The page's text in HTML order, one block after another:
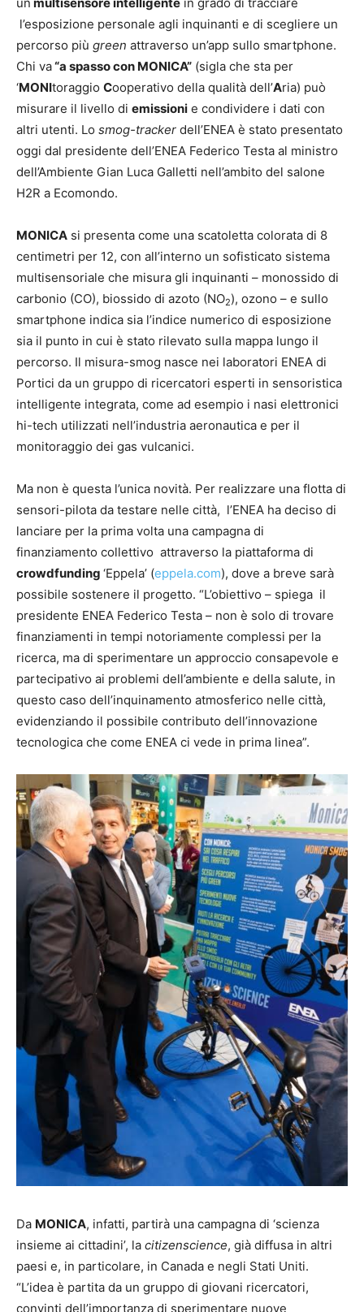
l’esposizione personale agli inquinanti e di scegliere un
percorso più green attraverso un’app sullo smartphone.
Chi va“a spasso con MONICA” (sigla che sta per
‘MONItoraggio Cooperativo della qualità dell’Aria) può
misurare il livello di emissioni e condividere i dati con
altri utenti. Lo smog-tracker dell’ENEA è stato presentato
oggi dal presidente dell’ENEA Federico Testa al ministro
dell’Ambiente Gian Luca Galletti nell’ambito del salone
H2R a Ecomondo.
MONICA si presenta come una scatoletta colorata di 8
centimetri per 12, con all’interno un sofisticato sistema
multisensoriale che misura gli inquinanti – monossido di
carbonio (CO), biossido di azoto (NO2), ozono – e sullo
smartphone indica sia l’indice numerico di esposizione
sia il punto in cui è stato rilevato sulla mappa lungo il
percorso. Il misura-smog nasce nei laboratori ENEA di
Portici da un gruppo di ricercatori esperti in sensoristica
intelligente integrata, come ad esempio i nasi elettronici
hi-tech utilizzati nell’industria aeronautica e per il
monitoraggio dei gas vulcanici.
Ma non è questa l’unica novità. Per realizzare una flotta di
sensori-pilota da testare nelle città, l’ENEA ha deciso di
lanciare per la prima volta una campagna di
finanziamento collettivo attraverso la piattaforma di
crowdfunding ‘Eppela’ (eppela.com), dove a breve sarà
possibile sostenere il progetto. “L’obiettivo – spiega il
presidente ENEA Federico Testa – non è solo di trovare
finanziamenti in tempi notoriamente complessi per la
ricerca, ma di sperimentare un approccio consapevole e
partecipativo ai problemi dell’ambiente e della salute, in
questo caso dell’inquinamento atmosferico nelle città,
evidenziando il possibile contributo dell’innovazione
tecnologica che come ENEA ci vede in prima linea”.
Da MONICA, infatti, partirà una campagna di ‘scienza
insieme ai cittadini’, la citizenscience, già diffusa in altri
paesi e, in particolare, in Canada e negli Stati Uniti.
“L’idea è partita da un gruppo di giovani ricercatori,
convinti dell’importanza di sperimentare nuove